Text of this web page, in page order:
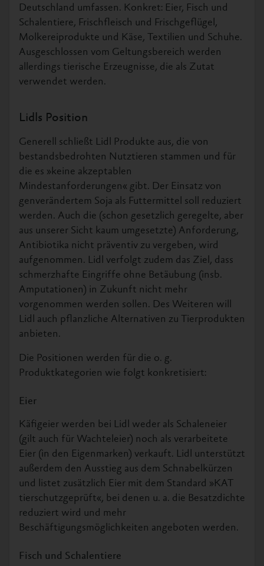
Deutschland umfassen. Konkret: Eier, Fisch und
Schalentiere, Frischfleisch und Frischgeflügel,
Molkereiprodukte und Käse, Textilien und Schuhe.
Ausgeschlossen vom Geltungsbereich werden
allerdings tierische Erzeugnisse, die als Zutat
verwendet werden.
Lidls Position
Generell schließt Lidl Produkte aus, die von
bestandsbedrohten Nutztieren stammen und für
die es »keine akzeptablen
Mindestanforderungen« gibt. Der Einsatz von
genverändertem Soja als Futtermittel soll reduziert
werden. Auch die (schon gesetzlich geregelte, aber
aus unserer Sicht kaum umgesetzte) Anforderung,
Antibiotika nicht präventiv zu vergeben, wird
aufgenommen. Lidl verfolgt zudem das Ziel, dass
schmerzhafte Eingriffe ohne Betäubung (insb.
Amputationen) in Zukunft nicht mehr
vorgenommen werden sollen. Des Weiteren will
Lidl auch pflanzliche Alternativen zu Tierprodukten
anbieten.
Die Positionen werden für die o. g.
Produktkategorien wie folgt konkretisiert:
Eier
Käfigeier werden bei Lidl weder als Schaleneier
(gilt auch für Wachteleier) noch als verarbeitete
Eier (in den Eigenmarken) verkauft. Lidl unterstützt
außerdem den Ausstieg aus dem Schnabelkürzen
und listet zusätzlich Eier mit dem Standard »KAT
tierschutzgeprüft«, bei denen u. a. die Besatzdichte
reduziert wird und mehr
Beschäftigungsmöglichkeiten angeboten werden.
Fisch und Schalentiere